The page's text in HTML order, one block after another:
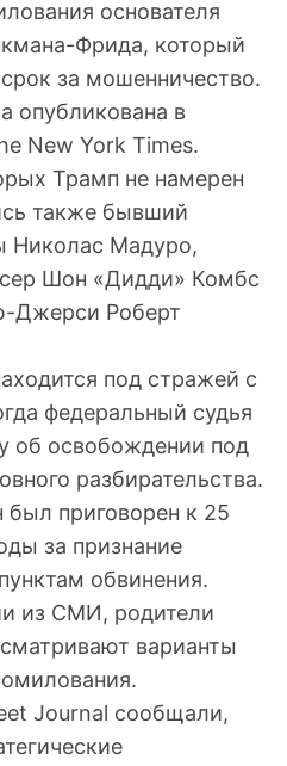
основателя
Фрида, который
за мошенничество.
опубликована в
New York Times.
Трамп не намерен
также бывший
Николас Мадуро,
Шон «Дидди» Комбс
Джерси Роберт
под стражей с
федеральный судья
об освобождении под
разбирательства.
был приговорен к 25
за признание
обвинения.
из СМИ, родители
варианты
Journal сообщали,